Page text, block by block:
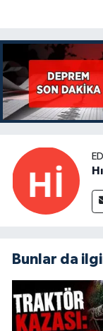
Bunlar da